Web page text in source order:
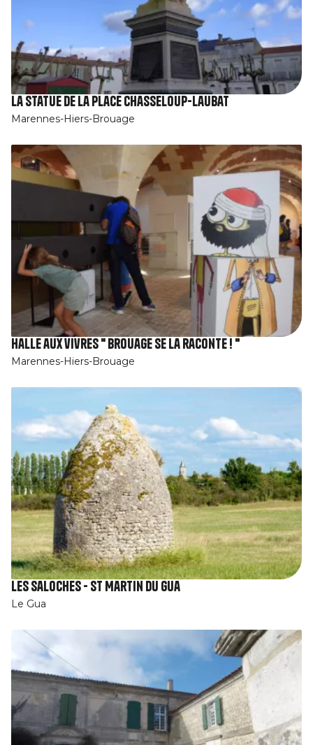
La statue de la place Chasseloup-Laubat
Marennes-Hiers-Brouage
Halle aux vivres " Brouage se la raconte ! "
Marennes-Hiers-Brouage
Les Saloches - St Martin du Gua
Le Gua